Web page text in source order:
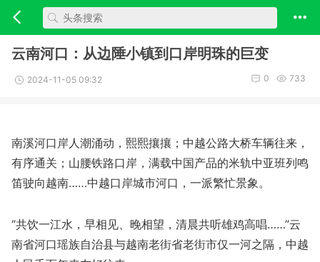
云南河口：从边陲小镇到口岸明珠的巨变
2024-11-05 09:32 733
0
南溪河口岸人潮涌动，熙熙攘攘；中越公路大桥车辆往来，
有序通关；山腰铁路口岸，满载中国产品的米轨中亚班列鸣
笛驶向越南……中越口岸城市河口，一派繁忙景象。
“共饮一江水，早相见、晚相望，清晨共听雄鸡高唱……”云
南省河口瑶族自治县与越南老街省老街市仅一河之隔，中越